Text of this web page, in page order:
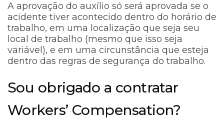
A aprovação do auxílio só será aprovada se o
acidente tiver acontecido dentro do horário de
trabalho, em uma localização que seja seu
local de trabalho (mesmo que isso seja
variável), e em uma circunstância que esteja
dentro das regras de segurança do trabalho.
Sou obrigado a contratar
Workers’ Compensation?